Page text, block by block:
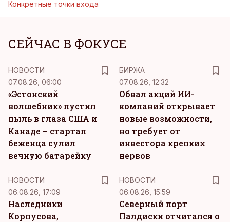
Конкретные точки входа
СЕЙЧАС В ФОКУСЕ
НОВОСТИ
07.08.26, 06:00
«Эстонский
волшебник» пустил
пыль в глаза США и
Канаде – стартап
беженца сулил
вечную батарейку
БИРЖА
07.08.26, 12:32
Обвал акций ИИ-
компаний открывает
новые возможности,
но требует от
инвестора крепких
нервов
НОВОСТИ
06.08.26, 17:09
Наследники
Корпусова,
НОВОСТИ
06.08.26, 15:59
Северный порт
Палдиски отчитался о